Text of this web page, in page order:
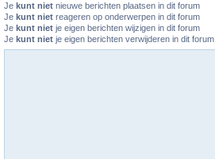
Je kunt niet nieuwe berichten plaatsen in dit forum
Je kunt niet reageren op onderwerpen in dit forum
Je kunt niet je eigen berichten wijzigen in dit forum
Je kunt niet je eigen berichten verwijderen in dit forum